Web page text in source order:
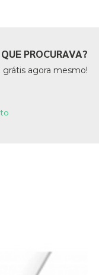
PROCURAVA?
agora mesmo!